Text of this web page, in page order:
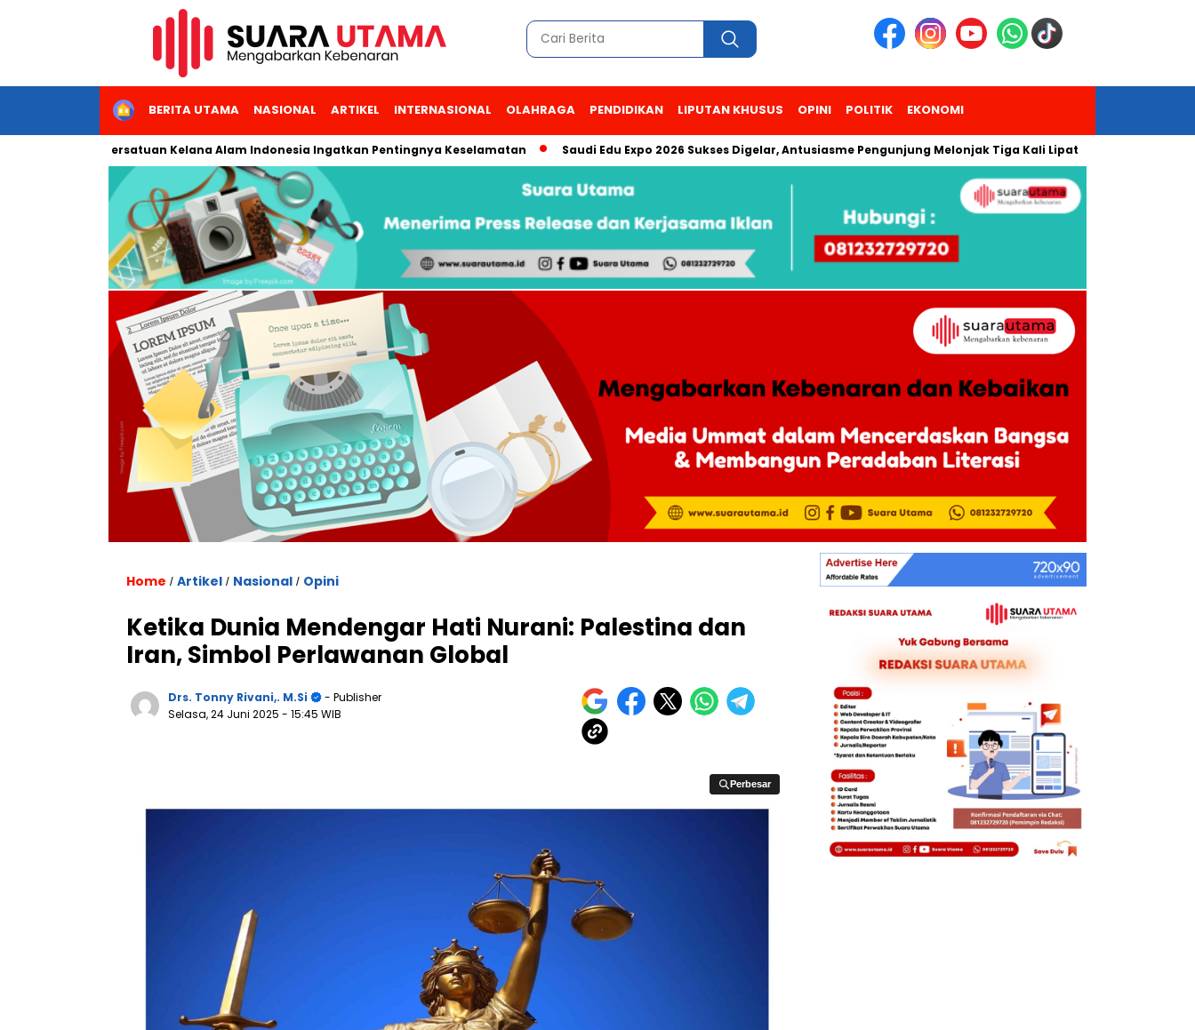
HOMEBERITA UTAMA NASIONAL ARTIKEL INTERNASIONAL OLAHRAGA PENDIDIKAN LIPUTAN KHUSUS OPINI POLITIK EKONOMI
Persatuan Kelana Alam Indonesia Ingatkan Pentingnya Keselamatan Saudi Edu Expo 2026 Sukses Digelar, Antusiasme Pengunjung Melonjak Tiga Kali Lipat Yuk Ikutan,
Home / Artikel / Nasional / Opini
Ketika Dunia Mendengar Hati Nurani: Palestina dan
Iran, Simbol Perlawanan Global
Drs. Tonny Rivani,. M.Si
- Publisher
Selasa, 24 Juni 2025 - 15:45 WIB
Perbesar
Perbesar